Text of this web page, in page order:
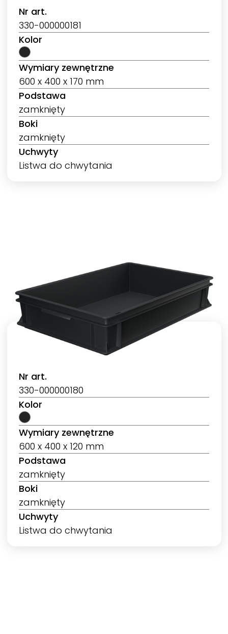
Nr art.
330-000000181
Kolor
Wymiary zewnętrzne
600 x 400 x 170 mm
Podstawa
zamknięty
Boki
zamknięty
Uchwyty
Listwa do chwytania
Nr art.
330-000000180
Kolor
Wymiary zewnętrzne
600 x 400 x 120 mm
Podstawa
zamknięty
Boki
zamknięty
Uchwyty
Listwa do chwytania